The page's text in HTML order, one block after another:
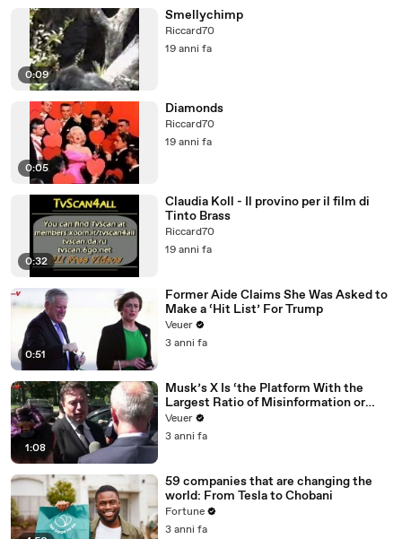
0:09
Smellychimp
Riccard70
19 anni fa
0:05
Diamonds
Riccard70
19 anni fa
0:32
Claudia Koll - Il provino per il film di
Tinto Brass
Riccard70
19 anni fa
0:51
Former Aide Claims She Was Asked to
Make a ‘Hit List’ For Trump
Veuer
3 anni fa
1:08
Musk’s X Is ‘the Platform With the
Largest Ratio of Misinformation or
Disinformation’ Amongst All Social
Media Platforms
Veuer
3 anni fa
59 companies that are changing the
world: From Tesla to Chobani
Fortune
3 anni fa